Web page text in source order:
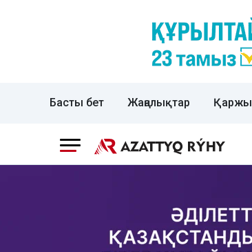
Басты бет Жаңалықтар Қаржы